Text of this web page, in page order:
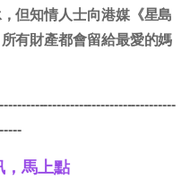
但知情人士向港媒《星島
有財產都會留給最愛的媽
，馬上點